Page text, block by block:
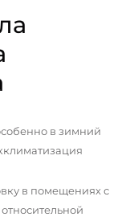
в зимний
в помещениях с